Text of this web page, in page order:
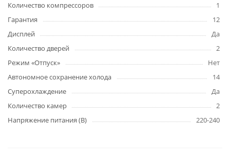
Количество компрессоров
1
Гарантия
12
Дисплей
Да
Количество дверей
2
Режим «Отпуск»
Нет
Автономное сохранение холода
14
Суперохлаждение
Да
Количество камер
2
Напряжение питания (В)
220-240